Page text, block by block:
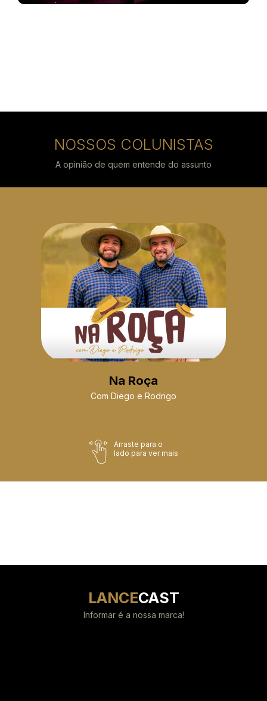
NOSSOS COLUNISTAS
A opinião de quem entende do assunto
Na Roça
Com Diego e Rodrigo
Arraste para o
lado para ver mais
LANCECAST
Informar é a nossa marca!